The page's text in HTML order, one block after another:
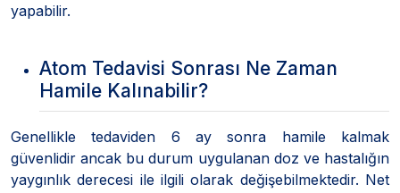
yapabilir.
Atom Tedavisi Sonrası Ne Zaman
Hamile Kalınabilir?
Genellikle tedaviden 6 ay sonra hamile kalmak
güvenlidir ancak bu durum uygulanan doz ve hastalığın
yaygınlık derecesi ile ilgili olarak değişebilmektedir. Net